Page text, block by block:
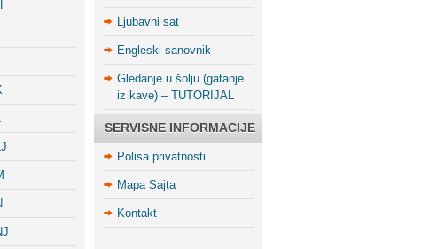
Ljubavni sat
Engleski sanovnik
Gledanje u šolju (gatanje
iz kave) – TUTORIJAL
SERVISNE INFORMACIJE
Polisa privatnosti
Mapa Sajta
Kontakt